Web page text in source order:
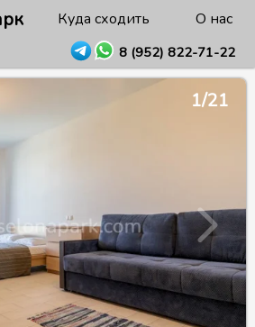
Куда сходить
О нас
8 (952) 822-71-22
1/21